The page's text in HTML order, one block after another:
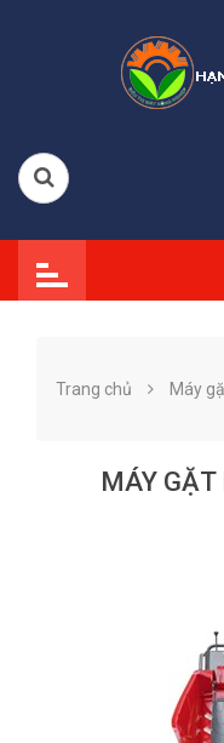
Trang chủ Máy
MÁY GẶT